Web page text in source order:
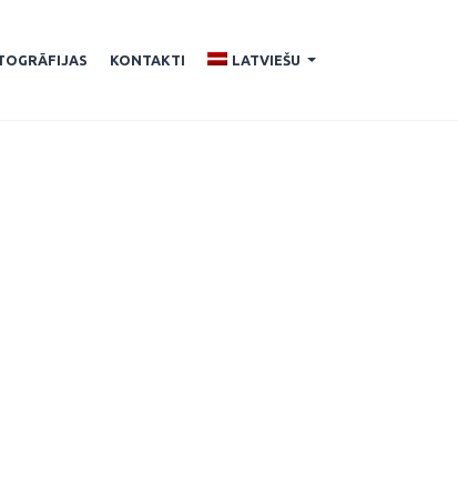
KONTAKTI
LATVIEŠU